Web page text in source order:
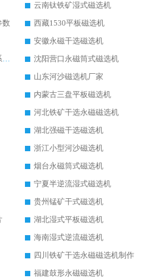
云南钛铁矿湿式磁选机
数
西藏1530平板磁选机
安徽永磁干选磁选机
西藏筒式磁选机永磁体磁系设计
沈阳营口永磁筒式磁选机
山东河沙磁选机厂家
内蒙古三盘平板磁选机
河北铁矿干选永磁磁选机
湖北强磁干选磁选机
浙江小型河沙磁选机
烟台永磁筒式磁选机
宁夏半逆流湿式磁选机
贵州锰矿干式磁选机
湖北湿式平板磁选机
海南湿式逆流磁选机
四川铁矿干选永磁磁选机制作
福建鼓形永磁磁选机